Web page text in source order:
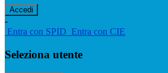
-
Entra con SPID Entra con CIE
Seleziona utente